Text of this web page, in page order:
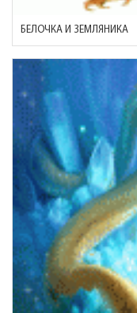
БЕЛОЧКА И ЗЕМЛЯНИКА